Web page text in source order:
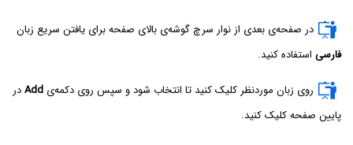
در صفحه‌ی بعدی از نوار سرچ گوشه‌ی بالای صفحه برای یافتن سریع زبان
فارسی استفاده کنید.
روی زبان موردنظر کلیک کنید تا انتخاب شود و سپس روی دکمه‌ی Addدر
پایین صفحه کلیک کنید.